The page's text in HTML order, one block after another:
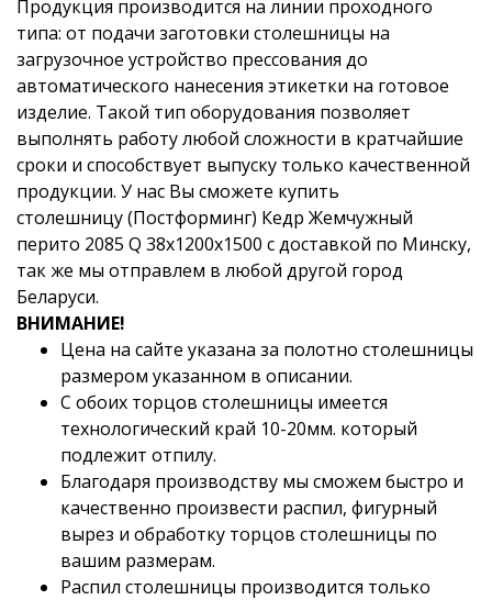
Продукция производится на линии проходного
типа: от подачи заготовки столешницы на
загрузочное устройство прессования до
автоматического нанесения этикетки на готовое
изделие. Такой тип оборудования позволяет
выполнять работу любой сложности в кратчайшие
сроки и способствует выпуску только качественной
продукции. У нас Вы сможете купить
столешницу (Постформинг) Кедр Жемчужный
перито 2085 Q 38x1200x1500 с доставкой по Минску,
так же мы отправлем в любой другой город
Беларуси.
ВНИМАНИЕ!
Цена на сайте указана за полотно столешницы
размером указанном в описании.
С обоих торцов столешницы имеется
технологический край 10-20мм. который
подлежит отпилу.
Благодаря производству мы сможем быстро и
качественно произвести распил, фигурный
вырез и обработку торцов столешницы по
вашим размерам.
Распил столешницы производится только